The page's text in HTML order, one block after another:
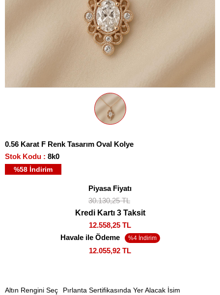
0.56 Karat F Renk Tasarım Oval Kolye
Stok Kodu
8k0
%58 İndirim
Piyasa Fiyatı
30.130,25 TL
Kredi Kartı 3 Taksit
12.558,25 TL
Havale ile Ödeme
12.055,92 TL
Altın Rengini Seç Pırlanta Sertifikasında Yer Alacak İsim